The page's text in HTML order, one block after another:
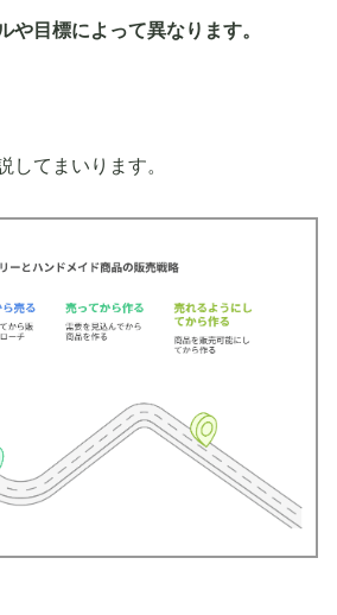
や目標によって異なります。
してまいります。